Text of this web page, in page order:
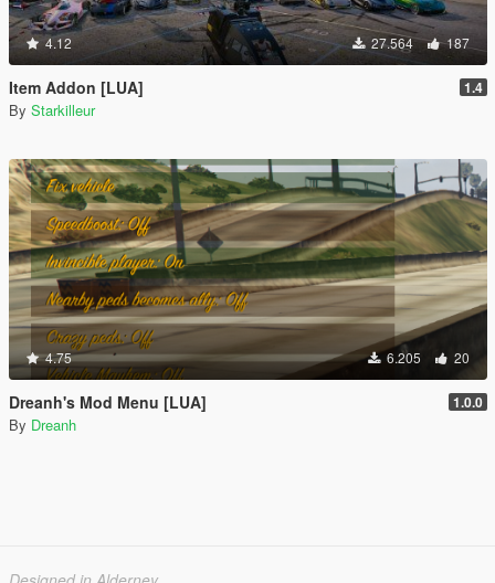
4.12 27.564 187
Item Addon [LUA] 1.4
By Starkilleur
4.75 6.205 20
Dreanh's Mod Menu [LUA] 1.0.0
By Dreanh